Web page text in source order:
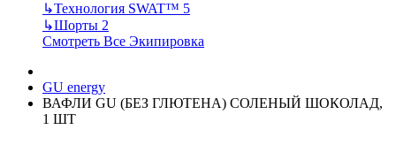
↳Технология SWAT™ 5
↳Шорты 2
Смотреть Все Экипировка
GU energy
ВАФЛИ GU (БЕЗ ГЛЮТЕНА) СОЛЕНЫЙ ШОКОЛАД,
1 ШТ